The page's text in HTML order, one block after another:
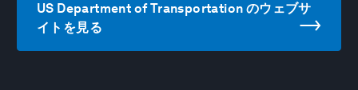
US Department of Transportation のウェブサ
イトを見る